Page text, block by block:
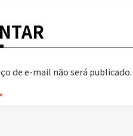
de e-mail não será publicado.